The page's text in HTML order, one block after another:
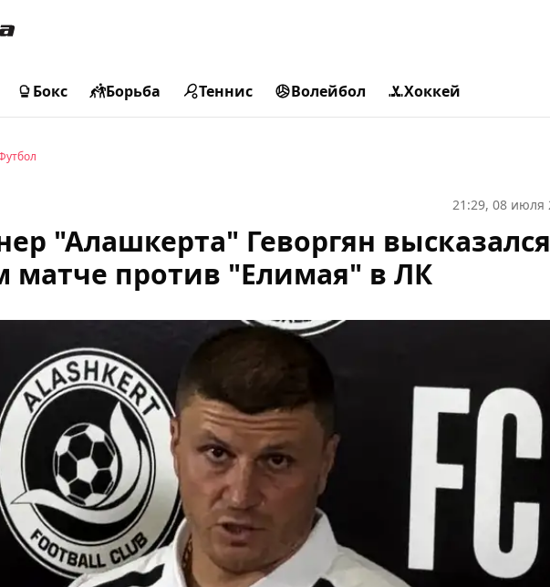
Бокс Борьба Теннис Волейбол Хоккей
21:29, 08 июля
"Алашкерта" Геворгян
матче против "Елимая" в ЛК